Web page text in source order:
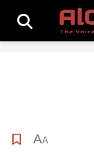
A
A